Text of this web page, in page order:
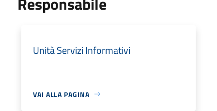
Unità Servizi Informativi
VAI ALLA PAGINA